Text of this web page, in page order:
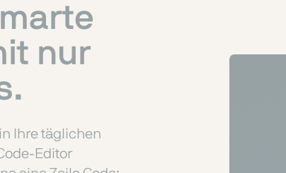
nur
Ihre täglichen
Editor